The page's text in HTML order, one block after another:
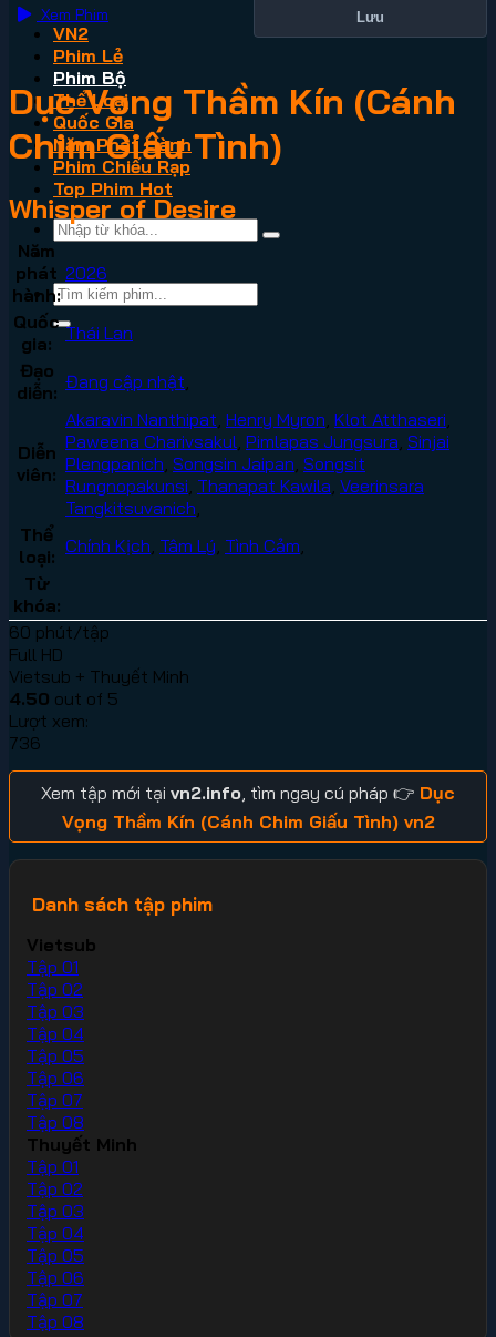
VN2
Phim Lẻ
Phim Bộ
Thể Loại
Quốc Gia
Năm Phát Hành
Phim Chiếu Rạp
Top Phim Hot
Xem Phim Lưu
Dục Vọng Thầm Kín (Cánh
Chim Giấu Tình)
Whisper of Desire
Năm
phát
hành:
2026
Quốc
gia:
Thái Lan
Đạo
diễn: Đang cập nhật
Diễn
viên:
Akaravin Nanthipat Henry Myron Klot Atthaseri
Paweena Charivsakul Pimlapas Jungsura Sinjai
Plengpanich Songsin Jaipan Songsit
Rungnopakunsi Thanapat Kawila Veerinsara
Tangkitsuvanich
Thể
loại: Chính Kịch Tâm Lý Tình Cảm
Từ
khóa:
60 phút/tập
Full HD
Vietsub + Thuyết Minh
4.50 out of 5
Lượt xem:
736
Xem tập mới tại vn2.info , tìm ngay cú pháp 👉 Dục
Vọng Thầm Kín (Cánh Chim Giấu Tình) vn2
Danh sách tập phim
Vietsub
Tập 01
Tập 02
Tập 03
Tập 04
Tập 05
Tập 06
Tập 07
Tập 08
Thuyết Minh
Tập 01
Tập 02
Tập 03
Tập 04
Tập 05
Tập 06
Tập 07
Tập 08